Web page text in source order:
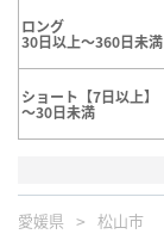
ロング
30日以上～360日未満
ショート【7日以上】
～30日未満
愛媛県 松山市